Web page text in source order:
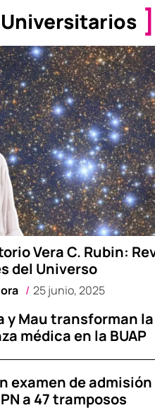
Universitarios
Vera C. Rubin:
del Universo
25 junio, 2025
y Mau transforman la
médica en la BUAP
examen de admisión
a 47 tramposos